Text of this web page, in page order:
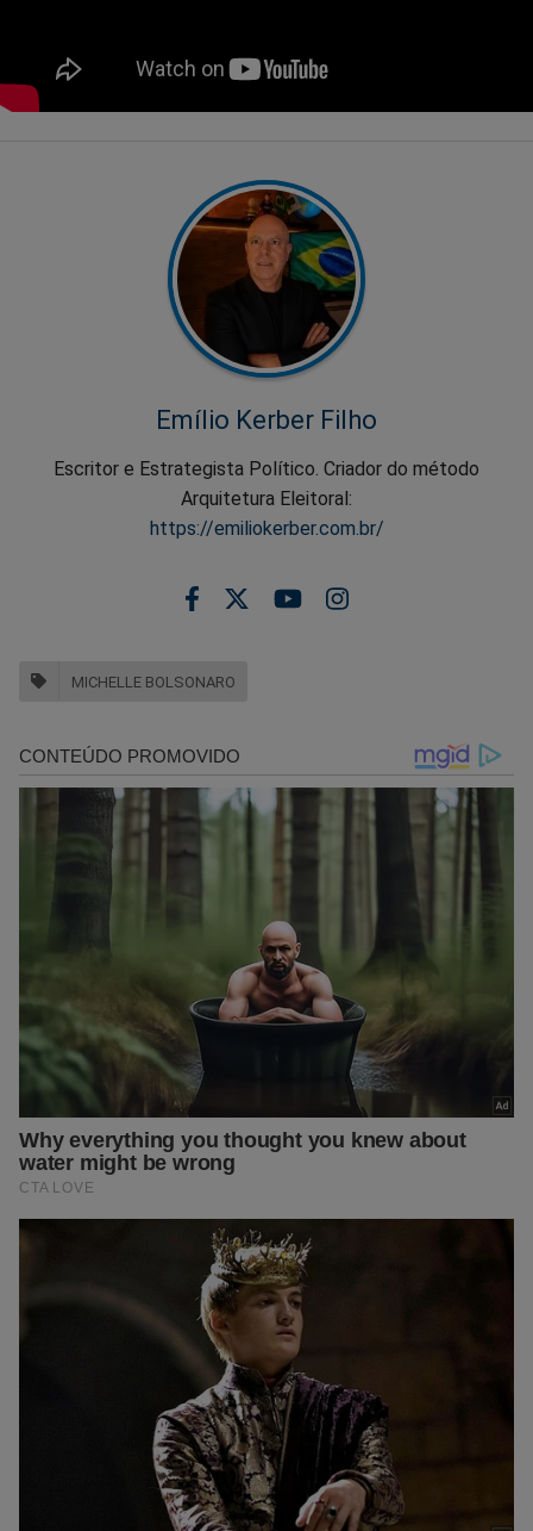
Emílio Kerber Filho
Escritor e Estrategista Político. Criador do método
Arquitetura Eleitoral:
https://emiliokerber.com.br/
MICHELLE BOLSONARO